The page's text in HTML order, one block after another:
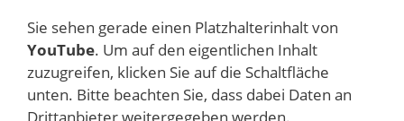
Sie sehen gerade einen Platzhalterinhalt von
YouTube. Um auf den eigentlichen Inhalt
zuzugreifen, klicken Sie auf die Schaltfläche
unten. Bitte beachten Sie, dass dabei Daten an